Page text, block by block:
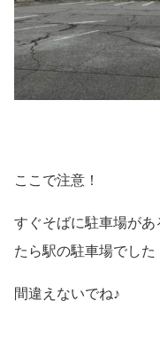
ここで注意！
すぐそばに駐車場が
たら駅の駐車場でした
間違えないでね♪